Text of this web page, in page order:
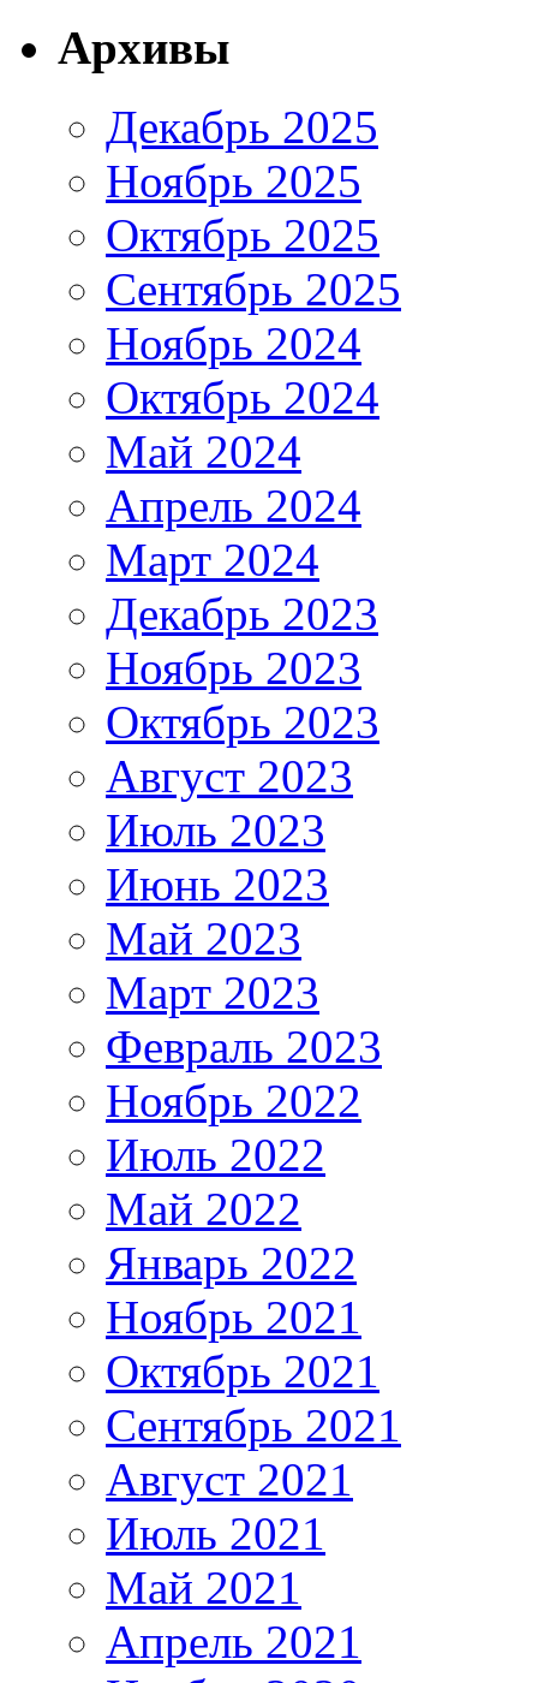
Архивы
Декабрь 2025
Ноябрь 2025
Октябрь 2025
Сентябрь 2025
Ноябрь 2024
Октябрь 2024
Май 2024
Апрель 2024
Март 2024
Декабрь 2023
Ноябрь 2023
Октябрь 2023
Август 2023
Июль 2023
Июнь 2023
Май 2023
Март 2023
Февраль 2023
Ноябрь 2022
Июль 2022
Май 2022
Январь 2022
Ноябрь 2021
Октябрь 2021
Сентябрь 2021
Август 2021
Июль 2021
Май 2021
Апрель 2021